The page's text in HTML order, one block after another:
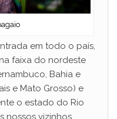
em todo o país,
faixa do nordeste
Bahia e
e Mato Grosso) e
o estado do Rio
nossos vizinhos